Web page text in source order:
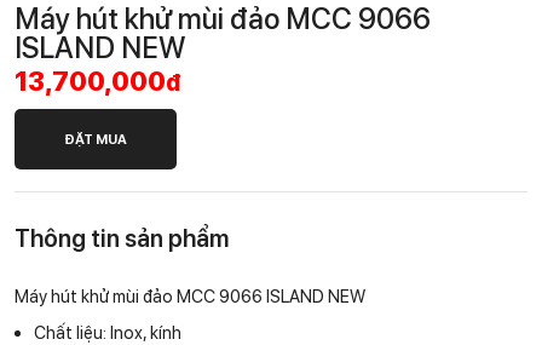
Máy hút khử mùi đảo MCC 9066
ISLAND NEW
13,700,000đ
ĐẶT MUA
Thông tin sản phẩm
Máy hút khử mùi đảo MCC 9066 ISLAND NEW
Chất liệu: Inox, kính